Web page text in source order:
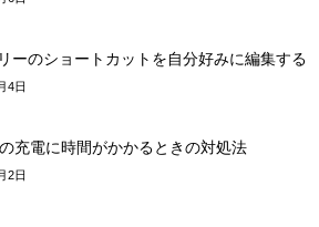
ーのショートカットを自分好みに編集する
4日
充電に時間がかかるときの対処法
2日